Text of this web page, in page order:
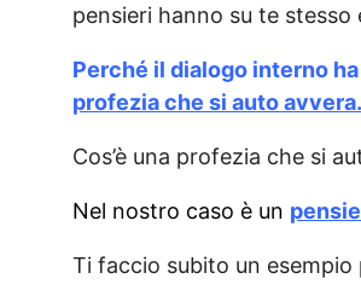
pensieri hanno su te stesso
Perché il dialogo interno
profezia che si auto avvera.
Cos’è una profezia che si
Nel nostro caso è un
Ti faccio subito un esempio